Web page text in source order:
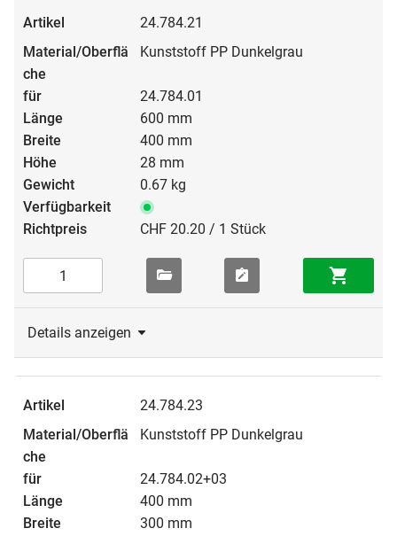
24.784.21
Kunststoff PP Dunkelgrau
24.784.01
600 mm
400 mm
28 mm
0.67 kg
CHF 20.20 / 1 Stück
Details anzeigen
24.784.23
Kunststoff PP Dunkelgrau
24.784.02+03
400 mm
300 mm